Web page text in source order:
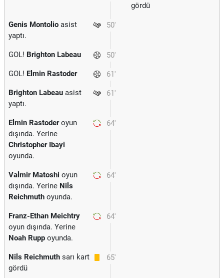
gördü
50'
Genis Montolio asist
yaptı.
50'
GOL! Brighton Labeau
61'
GOL! Elmin Rastoder
61'
Brighton Labeau asist
yaptı.
64'
Elmin Rastoderoyun
dışında. Yerine
Christopher Ibayi
oyunda.
64'
Valmir Matoshi oyun
dışında. Yerine Nils
Reichmuth oyunda.
64'
Franz-Ethan Meichtry
oyun dışında. Yerine
Noah Rupp oyunda.
65'
Nils Reichmuth sarı kart
gördü